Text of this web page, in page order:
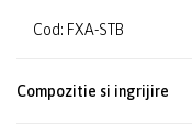
Cod: FXA-STB
Compozitie si ingrijire